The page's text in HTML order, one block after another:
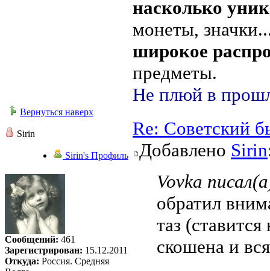
насколько
монеты,
широкое
предметы.
Не плюй в
Вернуться наверх
Sirin
Sirin's Профиль
Сообщений: 461
Зарегистрирован: 15.12.2011
Откуда: Россия. Средняя
Re: Советский
Добавлено Sirin
Vovka
обратил
таз
скошена и